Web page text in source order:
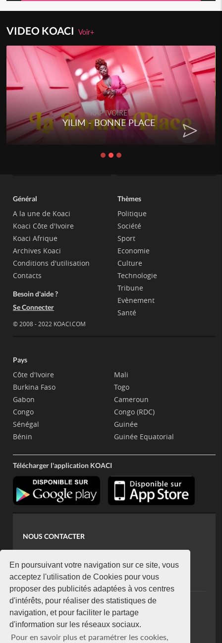
En poursuivant votre navigation sur ce site, vous
acceptez l'utilisation de Cookies pour vous
proposer des publicités adaptées à vos centres
d'intérêts, pour réaliser des statistiques de
navigation, et pour faciliter le partage
d'information sur les réseaux sociaux.
Pour en savoir plus et paramétrer les cookies,
VIDEO KOACIVoir+
RAP IVOIRE
YILIM - BONNE PLACE
Général
A la une de Koaci
Koaci Côte d'Ivoire
Koaci Afrique
Archives Koaci
Conditions d'utilisation
Contacts
Besoin d'aide ?
Se Connecter
© 2008 - 2022 KOACI.COM
Thèmes
Politique
Société
Sport
Economie
Culture
Technologie
Tribune
Evènement
Santé
Pays
Côte d'Ivoire
Burkina Faso
Gabon
Congo
Sénégal
Bénin
Mali
Togo
Cameroun
Congo (RDC)
Guinée
Guinée Equatorial
Télécharger l'application KOACI
NOUS CONTACTER
koaci@yahoo.fr
+225 07 08 85 52 93
NEWSLETTER
Restez connecté via notre newsletter
S'abonner